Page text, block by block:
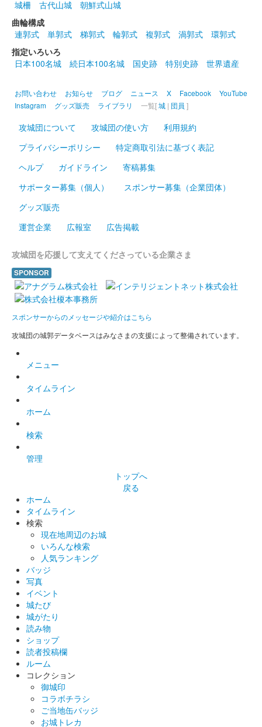
小倉城 御城印 令和五年夏限定
販売終了
小倉城 御城印
小倉城天守と常盤橋の雨の日の様子がデザインされている。雨が
降った日、または梅雨の期間中にしろテラスにて購入可。通信販
小倉城 御城印
販売終了
ている。
小倉城 御城印
新年版 2023年
1000枚限定
小倉城 御城印 令和4年秋限定版
販売終了
小倉城 御城印
小倉城 御城印
国指定重要無形民俗文化財である小倉祇園太鼓などをデザインさ
れている。1000枚限定。
小倉城 御城印
来場者が購入出来る御城印。
小倉城 御城印
天守閣への登城者のみ購入出来る御城印。
小倉城 御城印
販売終了
城の日に因んで46の4倍の184枚限定。文字は書家・杉田廣貴氏
の揮毫。
城柵
古代山城
朝鮮式山城
曲輪構成
連郭式
単郭式 梯郭式 輪郭式 複郭式 渦郭式
環郭式
指定いろいろ
日本100名城
続日本100名城 国史跡 特別史跡 世界遺産
お問い合わせ お知らせ ブログ ニュース X Facebook
YouTube
Instagram
グッズ販売 ライブラリ 一覧[城 | 団員 ]
攻城団について 攻城団の使い方
利用規約
プライバシーポリシー
特定商取引法に基づく表記
ヘルプ
ガイドライン
寄稿募集
サポーター募集（個人）
スポンサー募集（企業団体）
グッズ販売
運営企業
広報室 広告掲載
攻城団を応援して支えてくださっている企業さま
SPONSOR
スポンサーからのメッセージや紹介はこちら
攻城団の城郭データベースはみなさまの支援によって整備されています。
メニュー
タイムライン
ホーム
検索
管理
トップへ
戻る
ホーム
タイムライン
検索
現在地周辺のお城
いろんな検索
人気ランキング
バッジ
写真
イベント
城たび
城がたり
読み物
ショップ
読者投稿欄
ルーム
コレクション
御城印
コラボチラシ
ご当地缶バッジ
お城トレカ